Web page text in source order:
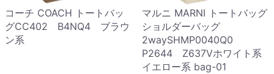
コーチ COACH トートバッ
グCC402 B4NQ4 ブラウ
ン系
マルニ MARNI トートバッグ
ショルダーバッグ
2waySHMP0040Q0
P2644 Z637Vホワイト系
イエロー系 bag-01